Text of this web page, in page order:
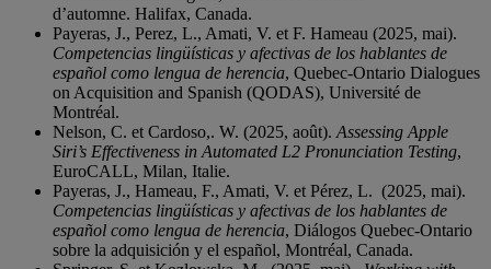
d’automne. Halifax, Canada.
Payeras, J., Perez, L., Amati, V. et F. Hameau (2025, mai).
Competencias lingüísticas y afectivas de los hablantes de
español como lengua de herencia, Quebec-Ontario Dialogues
on Acquisition and Spanish (QODAS), Université de
Montréal.
Nelson, C. et Cardoso,. W. (2025, août). Assessing Apple
Siri’s Effectiveness in Automated L2 Pronunciation Testing,
EuroCALL, Milan, Italie.
Payeras, J., Hameau, F., Amati, V. et Pérez, L. (2025, mai).
Competencias lingüísticas y afectivas de los hablantes de
español como lengua de herencia, Diálogos Quebec-Ontario
sobre la adquisición y el español, Montréal, Canada.